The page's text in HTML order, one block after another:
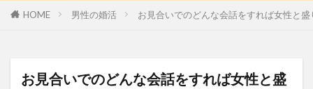
HOME 男性の婚活 お見合いでのどんな会話をすれば女性と
お見合いでのどんな会話をすれば女性と盛